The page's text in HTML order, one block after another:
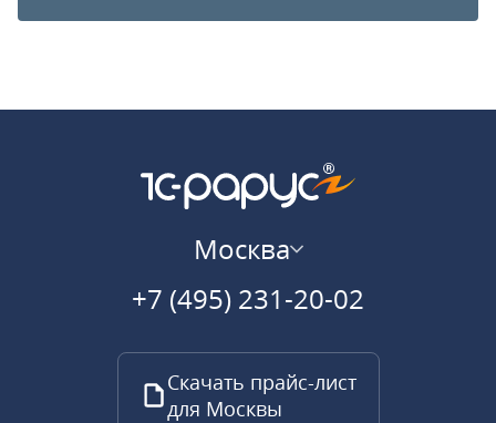
Москва
+7 (495) 231-20-02
Скачать прайс-лист
для Москвы